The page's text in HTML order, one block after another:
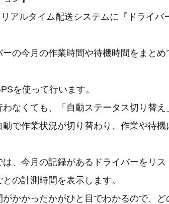
アルタイム配送システムに『ドライバ
の今月の作業時間や待機時間をまと
を使って行います。
なくても、「自動ステータス切り替え
で作業状況が切り替わり、作業や待
、今月の記録があるドライバーをリ
の計測時間を表示します。
かかったかがひと目でわかるので、